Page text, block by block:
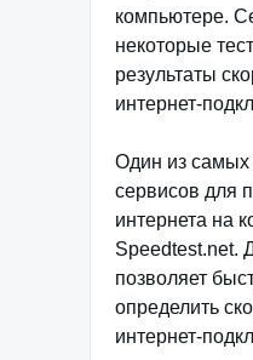
компьютере.
некоторые
результаты
интернет-
Один из
сервисов для
интернета на
Speedtest.net.
позволяет
определить
интернет-